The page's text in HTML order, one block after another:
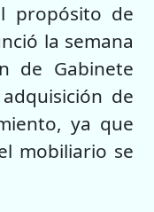
propósito de
la semana
de Gabinete
de
ya que
mobiliario se